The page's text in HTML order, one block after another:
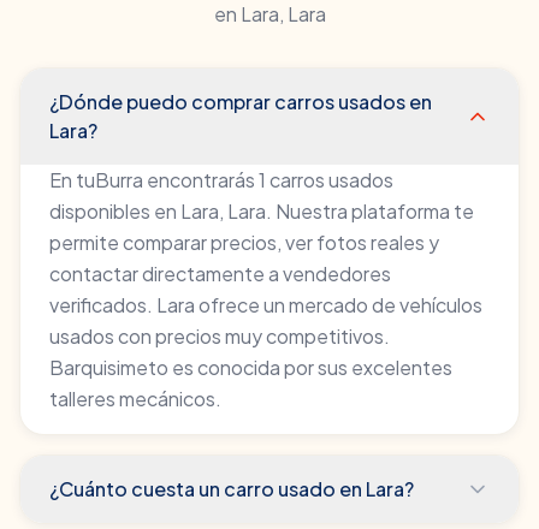
en Lara, Lara
¿Dónde puedo comprar carros usados en
Lara?
En tuBurra encontrarás 1 carros usados
disponibles en Lara, Lara. Nuestra plataforma te
permite comparar precios, ver fotos reales y
contactar directamente a vendedores
verificados. Lara ofrece un mercado de vehículos
usados con precios muy competitivos.
Barquisimeto es conocida por sus excelentes
talleres mecánicos.
¿Cuánto cuesta un carro usado en Lara?